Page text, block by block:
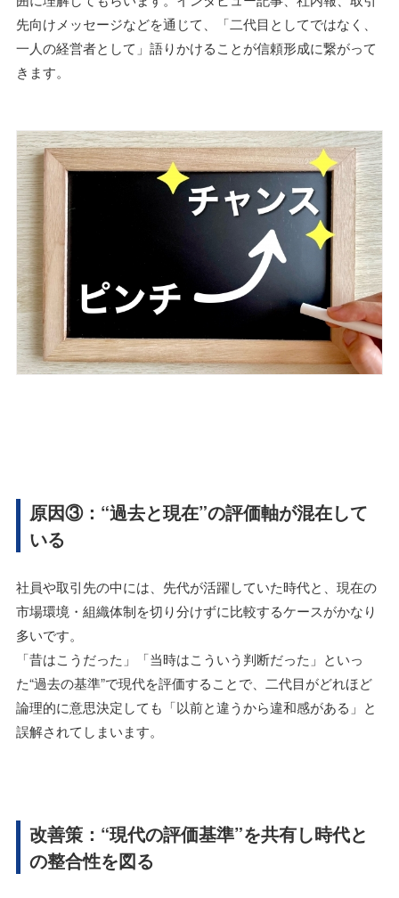
先向けメッセージなどを通じて、「二代目としてではなく、
一人の経営者として」語りかけることが信頼形成に繋がって
きます。
原因③：“過去と現在”の評価軸が混在して
いる
社員や取引先の中には、先代が活躍していた時代と、現在の
市場環境・組織体制を切り分けずに比較するケースがかなり
多いです。
「昔はこうだった」「当時はこういう判断だった」といっ
た“過去の基準”で現代を評価することで、二代目がどれほど
論理的に意思決定しても「以前と違うから違和感がある」と
誤解されてしまいます。
改善策：“現代の評価基準”を共有し時代と
の整合性を図る